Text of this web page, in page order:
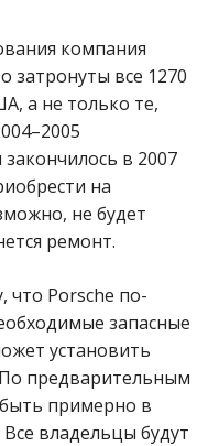
компания
затронуты все 1270
а не только те,
в 2007
на
не будет
ремонт.
что Porsche по-
запасные
установить
предварительным
примерно в
владельцы будут